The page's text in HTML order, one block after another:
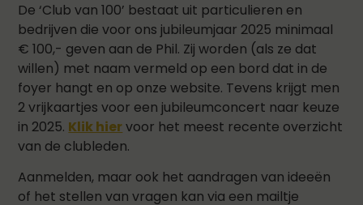
De ‘Club van 100’ bestaat uit particulieren en
bedrijven die voor ons jubileumjaar 2025 minimaal
€ 100,- geven aan de Phil. Zij worden (als ze dat
willen) met naam vermeld op een bord dat in de
foyer hangt en op onze website. Tevens krijgt men
2 vrijkaartjes voor een jubileumconcert naar keuze
in 2025. Klik hiervoor het meest recente overzicht
van de clubleden.
Aanmelden, maar ook het aandragen van ideeën
of het stellen van vragen kan via een mailtje